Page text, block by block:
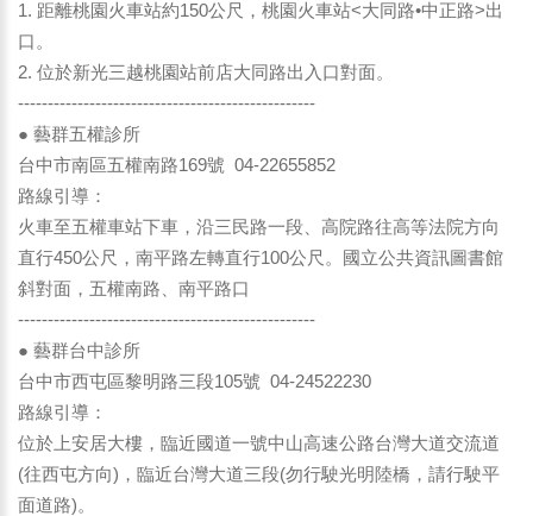
1. 距離桃園火車站約150公尺，桃園火車站<大同路•中正路>出
口。
2. 位於新光三越桃園站前店大同路出入口對面。
--------------------------------------------------
● 藝群五權診所
台中市南區五權南路169號 04-22655852
路線引導：
火車至五權車站下車，沿三民路一段、高院路往高等法院方向
直行450公尺，南平路左轉直行100公尺。國立公共資訊圖書館
斜對面，五權南路、南平路口
--------------------------------------------------
● 藝群台中診所
台中市西屯區黎明路三段105號 04-24522230
路線引導：
位於上安居大樓，臨近國道一號中山高速公路台灣大道交流道
(往西屯方向)，臨近台灣大道三段(勿行駛光明陸橋，請行駛平
面道路)。